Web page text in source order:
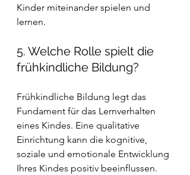
Kinder miteinander spielen und
lernen.
5. Welche Rolle spielt die
frühkindliche Bildung?
Frühkindliche Bildung legt das
Fundament für das Lernverhalten
eines Kindes. Eine qualitative
Einrichtung kann die kognitive,
soziale und emotionale Entwicklung
Ihres Kindes positiv beeinflussen.